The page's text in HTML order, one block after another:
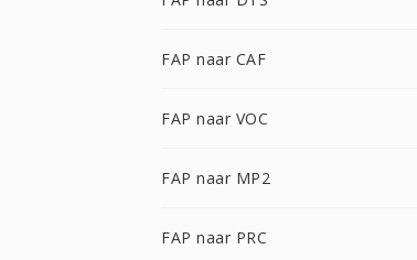
FAP naar CAF
FAP naar VOC
FAP naar MP2
FAP naar PRC